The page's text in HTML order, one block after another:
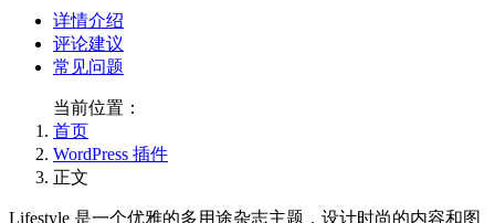
详情介绍
评论建议
常见问题
当前位置：
首页
WordPress 插件
正文
Lifestyle 是一个优雅的多用途杂志主题，设计时尚的内容和图